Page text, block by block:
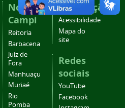
Nossos
Campi
Reitoria
Barbacena
Juiz de
Fora
Manhuaçu
Muriaé
Rio
Pomba
Navegação
Acessibilidade
Mapa do
site
Redes
sociais
YouTube
Facebook